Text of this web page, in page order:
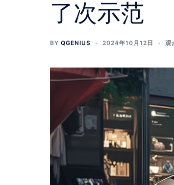
了次示范
BY QGENIUS 2024年10月12日 观